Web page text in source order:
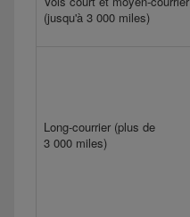
(jusqu'à 3 000 miles)
Long-courrier (plus de
3 000 miles)